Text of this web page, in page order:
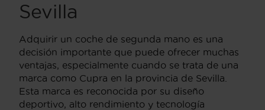
Sevilla
Adquirir un coche de segunda mano es una
decisión importante que puede ofrecer muchas
ventajas, especialmente cuando se trata de una
marca como Cupra en la provincia de Sevilla.
Esta marca es reconocida por su diseño
deportivo, alto rendimiento y tecnología